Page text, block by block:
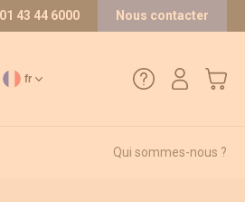
10/10 sur 36 avis
01 43 44 6000 Nous contacter
Mon
fr
Qui sommes-nous ?